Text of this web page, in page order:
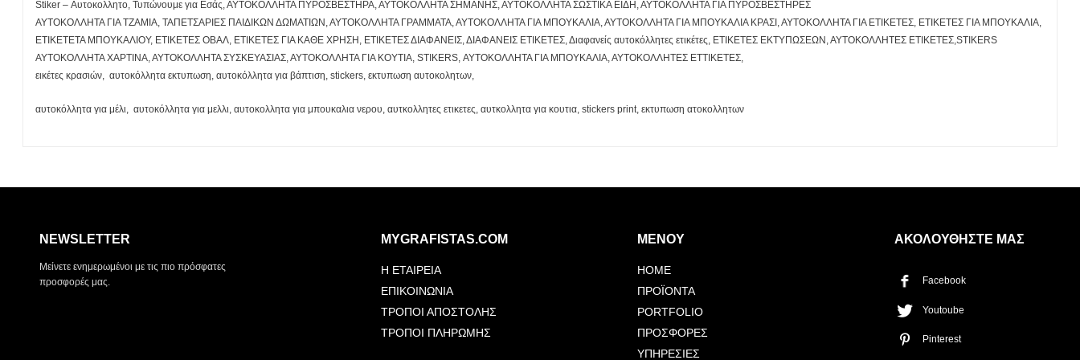
Stiker – Αυτοκολλητο, Τυπώνουμε για Εσάς, ΑΥΤΟΚΟΛΛΗΤΑ ΠΥΡΟΣΒΕΣΤΗΡΑ, ΑΥΤΟΚΟΛΛΗΤΑ ΣΗΜΑΝΗΣ, ΑΥΤΟΚΟΛΛΗΤΑ ΣΩΣΤΙΚΑ ΕΙΔΗ, ΑΥΤΟΚΟΛΛΗΤΑ ΓΙΑ ΠΥΡΟΣΒΕΣΤΗΡΕΣ
ΑΥΤΟΚΟΛΛΗΤΑ ΓΙΑ ΤΖΑΜΙΑ, ΤΑΠΕΤΣΑΡΙΕΣ ΠΑΙΔΙΚΩΝ ΔΩΜΑΤΙΩΝ, ΑΥΤΟΚΟΛΛΗΤΑ ΓΡΑΜΜΑΤΑ, ΑΥΤΟΚΟΛΛΗΤΑ ΓΙΑ ΜΠΟΥΚΑΛΙΑ, ΑΥΤΟΚΟΛΛΗΤΑ ΓΙΑ ΜΠΟΥΚΑΛΙΑ ΚΡΑΣΙ, ΑΥΤΟΚΟΛΛΗΤΑ ΓΙΑ ΕΤΙΚΕΤΕΣ, ΕΤΙΚΕΤΕΣ ΓΙΑ ΜΠΟΥΚΑΛΙΑ,
ΕΤΙΚΕΤΕΤΑ ΜΠΟΥΚΑΛΙΟΥ, ΕΤΙΚΕΤΕΣ ΟΒΑΛ, ΕΤΙΚΕΤΕΣ ΓΙΑ ΚΑΘΕ ΧΡΗΣΗ, ΕΤΙΚΕΤΕΣ ΔΙΑΦΑΝΕΙΣ, ΔΙΑΦΑΝΕΙΣ ΕΤΙΚΕΤΕΣ, Διαφανείς αυτοκόλλητες ετικέτες, ΕΤΙΚΕΤΕΣ ΕΚΤΥΠΩΣΕΩΝ, ΑΥΤΟΚΟΛΛΗΤΕΣ ΕΤΙΚΕΤΕΣ,STIKERS
ΑΥΤΟΚΟΛΛΗΤΑ ΧΑΡΤΙΝΑ, ΑΥΤΟΚΟΛΛΗΤΑ ΣΥΣΚΕΥΑΣΙΑΣ, ΑΥΤΟΚΟΛΛΗΤΑ ΓΙΑ ΚΟΥΤΙΑ, STIKERS, ΑΥΤΟΚΟΛΛΗΤΑ ΓΙΑ ΜΠΟΥΚΑΛΙΑ, ΑΥΤΟΚΟΛΛΗΤΕΣ ΕΤΤΙΚΕΤΕΣ,
εικέτες κρασιών, αυτοκόλλητα εκτυπωση, αυτοκόλλητα για βάπτιση, stickers, εκτυπωση αυτοκολητων,
αυτοκόλλητα για μέλι, αυτοκόλλητα για μελλι, αυτοκολλητα για μπουκαλια νερου, αυτκολλητες ετικετες, αυτκολλητα για κουτια, stickers print, εκτυπωση ατοκολλητων
NEWSLETTER
Μείνετε ενημερωμένοι με τις πιο πρόσφατες
προσφορές μας.
MYGRAFISTAS.COM
Η ΕΤΑΙΡΕΙΑ
ΕΠΙΚΟΙΝΩΝΙΑ
ΤΡΟΠΟΙ ΑΠΟΣΤΟΛΗΣ
ΤΡΟΠΟΙ ΠΛΗΡΩΜΗΣ
ΜΕΝΟΥ
HOME
ΠΡΟΪΟΝΤΑ
PORTFOLIO
ΠΡΟΣΦΟΡΕΣ
ΥΠΗΡΕΣΙΕΣ
ΑΚΟΛΟΥΘΗΣΤΕ ΜΑΣ
Facebook
Youtoube
Pinterest
πατήστε Προσθήκη για να ξεκινήσετε.
Αποστολή